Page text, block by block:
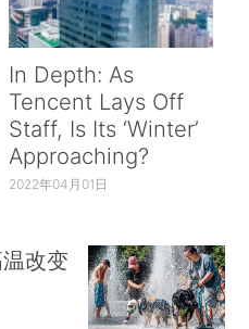
In Depth: As
Tencent Lays Off
Staff, Is Its ‘Winter’
Approaching?
2022年04月01日
改变